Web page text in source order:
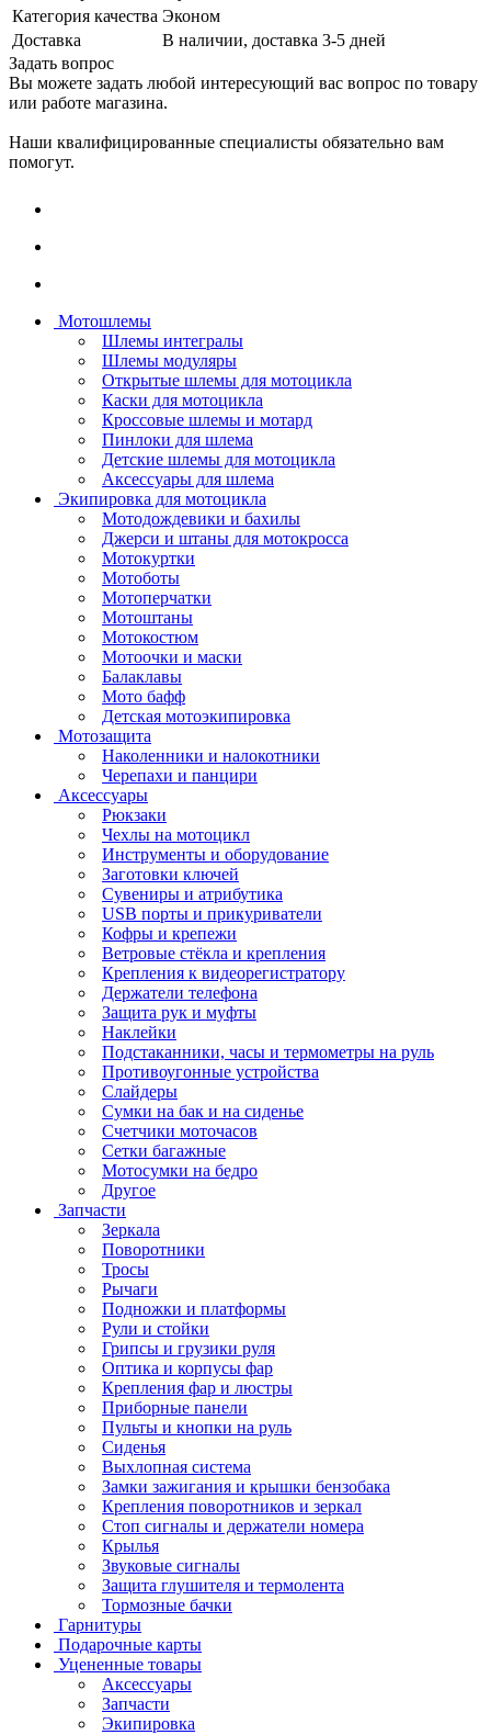
Категория качества Эконом
Доставка
В наличии, доставка 3-5 дней
Задать вопрос
Вы можете задать любой интересующий вас вопрос по товару
или работе магазина.
Наши квалифицированные специалисты обязательно вам
помогут.
Мотошлемы
Шлемы интегралы
Шлемы модуляры
Открытые шлемы для мотоцикла
Каски для мотоцикла
Кроссовые шлемы и мотард
Пинлоки для шлема
Детские шлемы для мотоцикла
Аксессуары для шлема
Экипировка для мотоцикла
Мотодождевики и бахилы
Джерси и штаны для мотокросса
Мотокуртки
Мотоботы
Мотоперчатки
Мотоштаны
Мотокостюм
Мотоочки и маски
Балаклавы
Мото бафф
Детская мотоэкипировка
Мотозащита
Наколенники и налокотники
Черепахи и панцири
Аксессуары
Рюкзаки
Чехлы на мотоцикл
Инструменты и оборудование
Заготовки ключей
Сувениры и атрибутика
USB порты и прикуриватели
Кофры и крепежи
Ветровые стёкла и крепления
Крепления к видеорегистратору
Держатели телефона
Защита рук и муфты
Наклейки
Подстаканники, часы и термометры на руль
Противоугонные устройства
Слайдеры
Сумки на бак и на сиденье
Счетчики моточасов
Сетки багажные
Мотосумки на бедро
Другое
Запчасти
Зеркала
Поворотники
Тросы
Рычаги
Подножки и платформы
Рули и стойки
Грипсы и грузики руля
Оптика и корпусы фар
Крепления фар и люстры
Приборные панели
Пульты и кнопки на руль
Сиденья
Выхлопная система
Замки зажигания и крышки бензобака
Крепления поворотников и зеркал
Стоп сигналы и держатели номера
Крылья
Звуковые сигналы
Защита глушителя и термолента
Тормозные бачки
Гарнитуры
Подарочные карты
Уцененные товары
Аксессуары
Запчасти
Экипировка